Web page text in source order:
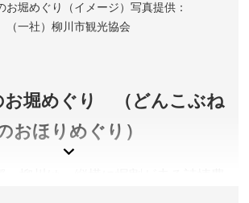
1階ミュージアムショップは17:00まで
太宰府駅より徒歩約10分。※詳しくは
確認ください。
0118 福岡県太宰府市石坂4丁目7-2(太
お堀めぐり（イメージ）写真提供：
（一社）柳川市観光協会
お堀めぐり （どんこぶね
おほりめぐり）